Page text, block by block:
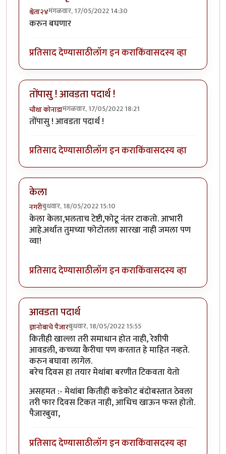
श्वेता२४मंगळवार, 17/05/2022 14:30
करुन बघणार
प्रतिसाद देण्यासाठीलॉग इन कराकिंवासदस्य व्हा
तोंपासु ! आवडता पदार्थ !
चौथा कोनाडामंगळवार, 17/05/2022 18:21
तोंपासु ! आवडता पदार्थ !
प्रतिसाद देण्यासाठीलॉग इन कराकिंवासदस्य व्हा
केला
नगरीबुधवार, 18/05/2022 15:10
केला केला,भलताच टेष्टी,फोटू नंतर टाकतो. आभारी
आहे.अर्थात तुमच्या फोटोतला सारखा नाही जमला पण
व्वा!
प्रतिसाद देण्यासाठीलॉग इन कराकिंवासदस्य व्हा
आवडता पदार्थ
ज्ञानोबाचे पैजारबुधवार, 18/05/2022 15:55
कितीही खाल्ला तरी समाधान होत नाही, रेशीपी
आवडली, कच्च्या कैरीचा पण करतात हे माहित नव्हते.
करुन बघावा लागेल.
बरेच दिवस हा तयार मेथांबा बरणीत टिकवता येतो
असहमत :- मेथांबा कितीही कडेकोट बंदोबस्तात ठेवला
तरी फार दिवस टिकत नाही, आधिच खाऊन फस्त होतो.
पैजारबुवा,
प्रतिसाद देण्यासाठीलॉग इन कराकिंवासदस्य व्हा